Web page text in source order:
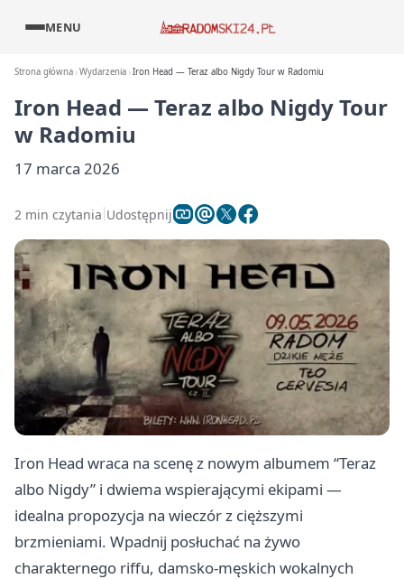
MENU
Strona główna Wydarzenia Iron Head — Teraz albo Nigdy Tour w Radomiu
Iron Head — Teraz albo Nigdy Tour
w Radomiu
17 marca 2026
2 min czytania Udostępnij
Iron Head wraca na scenę z nowym albumem “Teraz
albo Nigdy” i dwiema wspierającymi ekipami —
idealna propozycja na wieczór z cięższymi
brzmieniami. Wpadnij posłuchać na żywo
charakternego riffu, damsko‑męskich wokalnych